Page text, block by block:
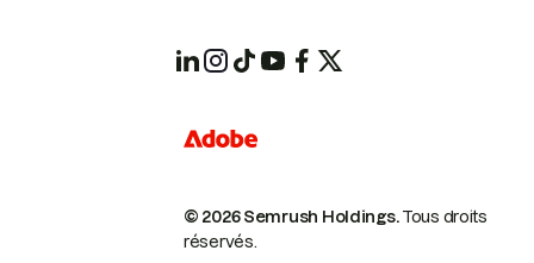
© 2026 Semrush Holdings.Tous droits
réservés.